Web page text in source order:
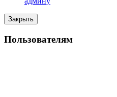
Закрыть
Пользователям